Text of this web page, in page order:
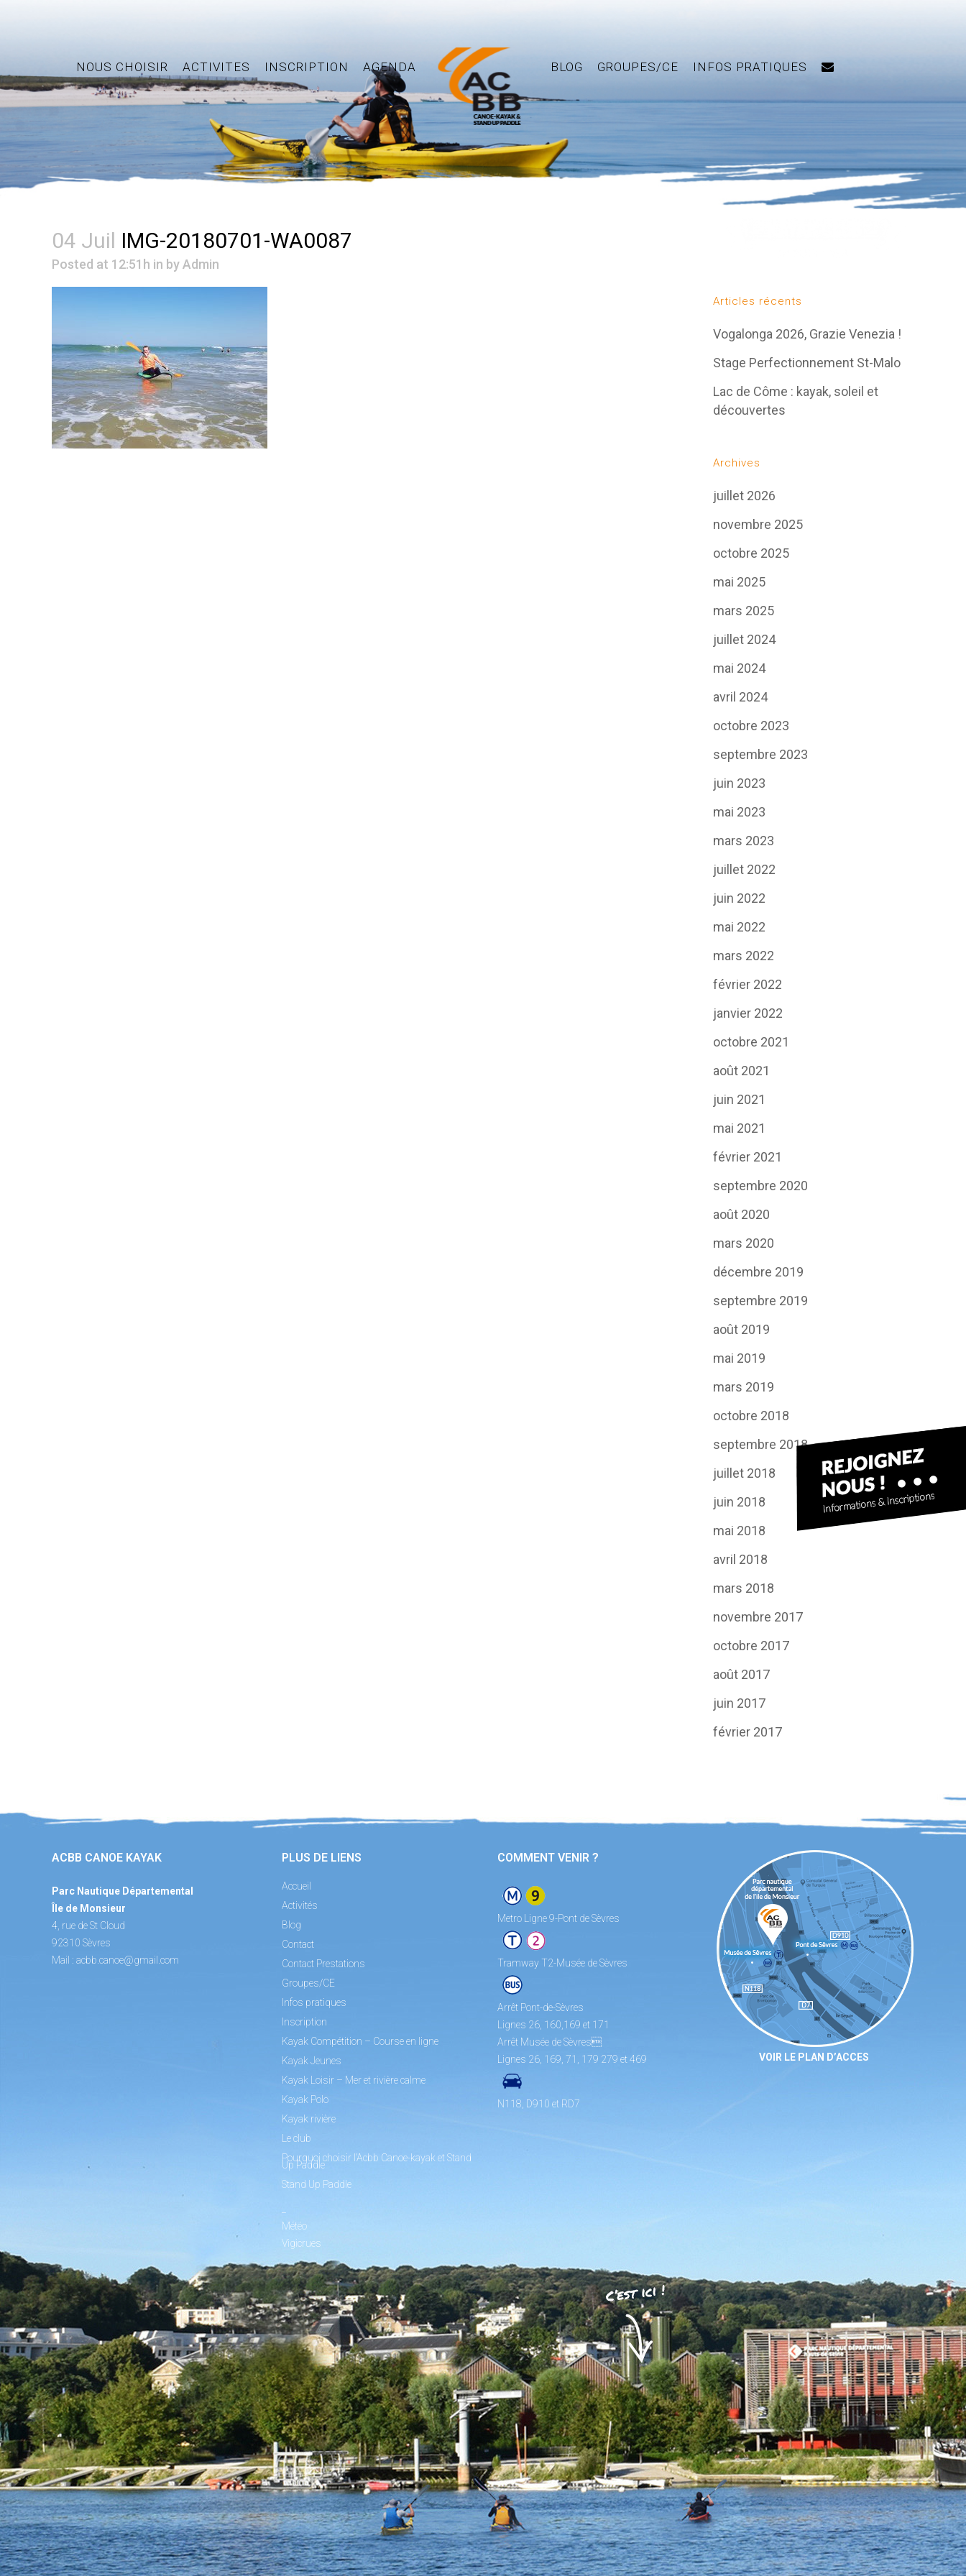
NOUS CHOISIR ACTIVITES INSCRIPTION AGENDA BLOG GROUPES/CE INFOS PRATIQUES
04 Juil IMG-20180701-WA0087
Posted at 12:51h in byAdmin
Articles récents
Vogalonga 2026, Grazie Venezia !
Stage Perfectionnement St-Malo
Lac de Côme : kayak, soleil et
découvertes
Archives
juillet 2026
novembre 2025
octobre 2025
mai 2025
mars 2025
juillet 2024
mai 2024
avril 2024
octobre 2023
septembre 2023
juin 2023
mai 2023
mars 2023
juillet 2022
juin 2022
mai 2022
mars 2022
février 2022
janvier 2022
octobre 2021
août 2021
juin 2021
mai 2021
février 2021
septembre 2020
août 2020
mars 2020
décembre 2019
septembre 2019
août 2019
mai 2019
mars 2019
octobre 2018
septembre 2018
juillet 2018
juin 2018
mai 2018
avril 2018
mars 2018
novembre 2017
octobre 2017
août 2017
juin 2017
février 2017
ACBB CANOE KAYAK
Parc Nautique Départemental
Île de Monsieur
4, rue de St Cloud
92310 Sèvres
Mail : acbb.canoe@gmail.com
PLUS DE LIENS
Accueil
Activités
Blog
Contact
Contact Prestations
Groupes/CE
Infos pratiques
Inscription
Kayak Compétition – Course en ligne
Kayak Jeunes
Kayak Loisir – Mer et rivière calme
Kayak Polo
Kayak rivière
Le club
Pourquoi choisir l’Acbb Canoe-kayak et Stand
Up Paddle
Stand Up Paddle
Météo
Vigicrues
COMMENT VENIR ?
Metro Ligne 9-Pont de Sèvres
Tramway T2-Musée de Sèvres
Arrêt Pont-de-Sèvres
Lignes 26, 160,169 et 171
Arrêt Musée de Sèvres
Lignes 26, 169, 71, 179 279 et 469
N118, D910 et RD7
VOIR LE PLAN D’ACCES